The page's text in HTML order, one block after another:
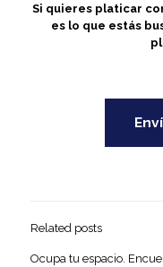
Si quieres platicar
es lo que estás
Related posts
Ocupa tu espacio.